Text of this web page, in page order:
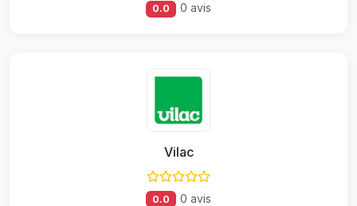
0.0 0 avis
Vilac
0.0 0 avis